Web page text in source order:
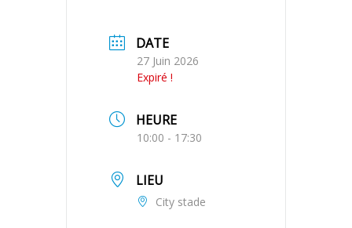
DATE
27 Juin 2026
Expiré !
HEURE
10:00 - 17:30
LIEU
City stade